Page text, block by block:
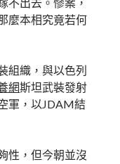
麼本相究竟若何
組織，與以色列
網斯坦武裝發射
軍，以JDAM結
性，但今朝並沒